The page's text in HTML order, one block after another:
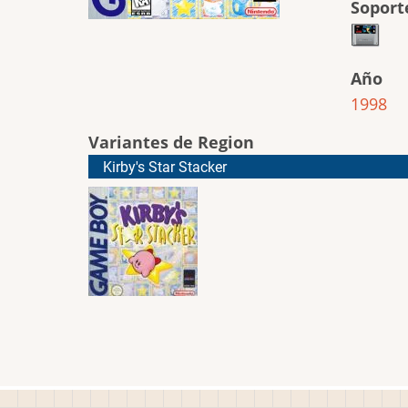
Año
1998
Variantes de Region
Kirby's Star Stacker